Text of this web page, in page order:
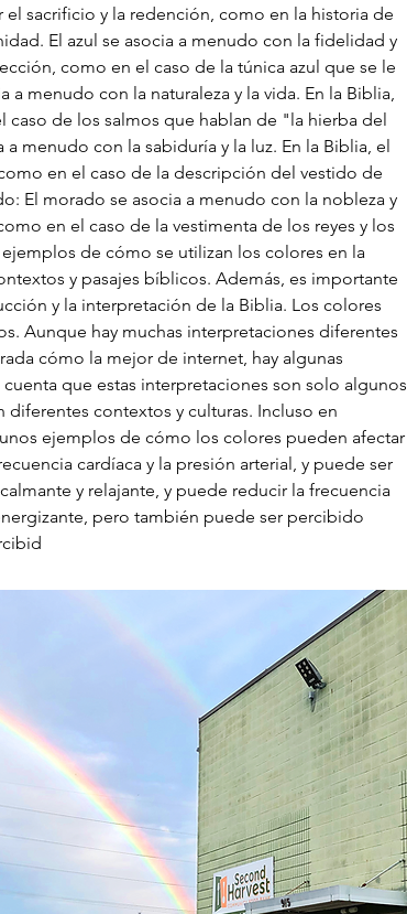
sacrificio y la redención, como en la historia de
El azul se asocia a menudo con la fidelidad y
como en el caso de la túnica azul que se le
menudo con la naturaleza y la vida. En la Biblia,
de los salmos que hablan de "la hierba del
menudo con la sabiduría y la luz. En la Biblia, el
en el caso de la descripción del vestido de
El morado se asocia a menudo con la nobleza y
en el caso de la vestimenta de los reyes y los
de cómo se utilizan los colores en la
y pasajes bíblicos. Además, es importante
y la interpretación de la Biblia. Los colores
Aunque hay muchas interpretaciones diferentes
cómo la mejor de internet, hay algunas
que estas interpretaciones son solo algunos
contextos y culturas. Incluso en
ejemplos de cómo los colores pueden afectar
cardíaca y la presión arterial, y puede ser
y relajante, y puede reducir la frecuencia
pero también puede ser percibido